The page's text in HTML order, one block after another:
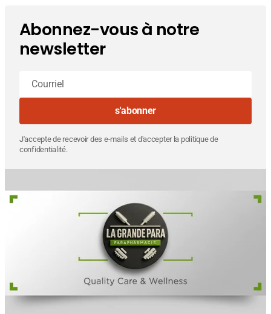
Abonnez-vous à notre
newsletter
s'abonner
J'accepte de recevoir des e-mails et d'accepter la politique de
confidentialité.